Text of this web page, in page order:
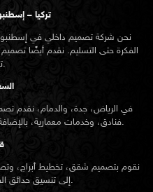
تركيا –
نحن شركة تصميم داخلي في إسطنبول
الفكرة حتى التسليم. نقدم أيضًا
تركيا.
في الرياض، جدة، والدمام، نقدم
فنادق، وخدمات معمارية، بالإضافة إلى تنسيق الحدائق الخاصة والتجارية.
نقوم بتصميم شقق، تخطيط أبراج،
إلى تنسيق حدائق الفلل والمشاريع الخارجية.